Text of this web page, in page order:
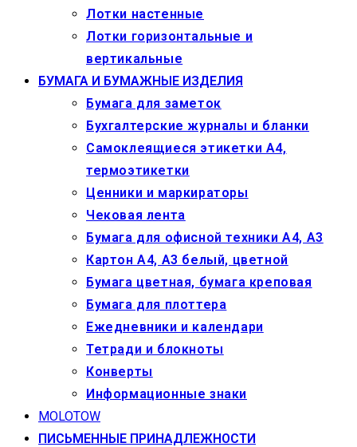
Лотки настенные
Лотки горизонтальные и
вертикальные
БУМАГА И БУМАЖНЫЕ ИЗДЕЛИЯ
Бумага для заметок
Бухгалтерские журналы и бланки
Самоклеящиеся этикетки А4,
термоэтикетки
Ценники и маркираторы
Чековая лента
Бумага для офисной техники А4, А3
Картон А4, А3 белый, цветной
Бумага цветная, бумага креповая
Бумага для плоттера
Ежедневники и календари
Тетради и блокноты
Конверты
Информационные знаки
MOLOTOW
ПИСЬМЕННЫЕ ПРИНАДЛЕЖНОСТИ